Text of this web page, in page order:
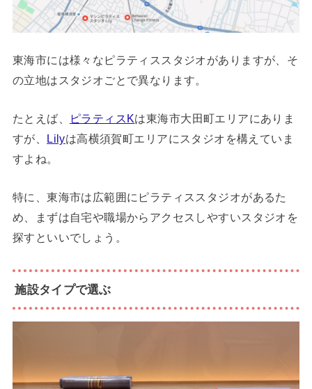
東海市には様々なピラティススタジオがありますが、そ
の立地はスタジオごとで異なります。
たとえば、 ピラティスKは東海市大田町エリアにありま
すが、 Lilyは高横須賀町エリアにスタジオを構えていま
すよね。
特に、東海市は広範囲にピラティススタジオがあるた
め、まずは自宅や職場からアクセスしやすいスタジオを
探すといいでしょう。
施設タイプで選ぶ